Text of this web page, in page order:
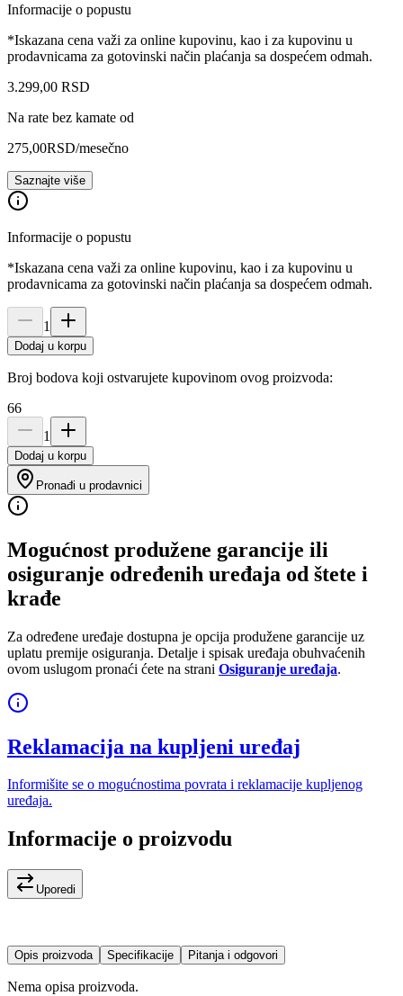
Informacije o popustu
*Iskazana cena važi za online kupovinu, kao i za kupovinu u
prodavnicama za gotovinski način plaćanja sa dospećem odmah.
3.299,00 RSD
Na rate bez kamate od
275,00RSD/mesečno
Saznajte više
Informacije o popustu
*Iskazana cena važi za online kupovinu, kao i za kupovinu u
prodavnicama za gotovinski način plaćanja sa dospećem odmah.
1
Dodaj u korpu
Broj bodova koji ostvarujete kupovinom ovog proizvoda:
66
1
Dodaj u korpu
Pronađi u prodavnici
Mogućnost produžene garancije ili
osiguranje određenih uređaja od štete i
krađe
Za određene uređaje dostupna je opcija produžene garancije uz
uplatu premije osiguranja. Detalje i spisak uređaja obuhvaćenih
ovom uslugom pronaći ćete na strani Osiguranje uređaja.
Reklamacija na kupljeni uređaj
Informišite se o mogućnostima povrata i reklamacije kupljenog
uređaja.
Informacije o proizvodu
Uporedi
Opis proizvoda Specifikacije Pitanja i odgovori
Nema opisa proizvoda.